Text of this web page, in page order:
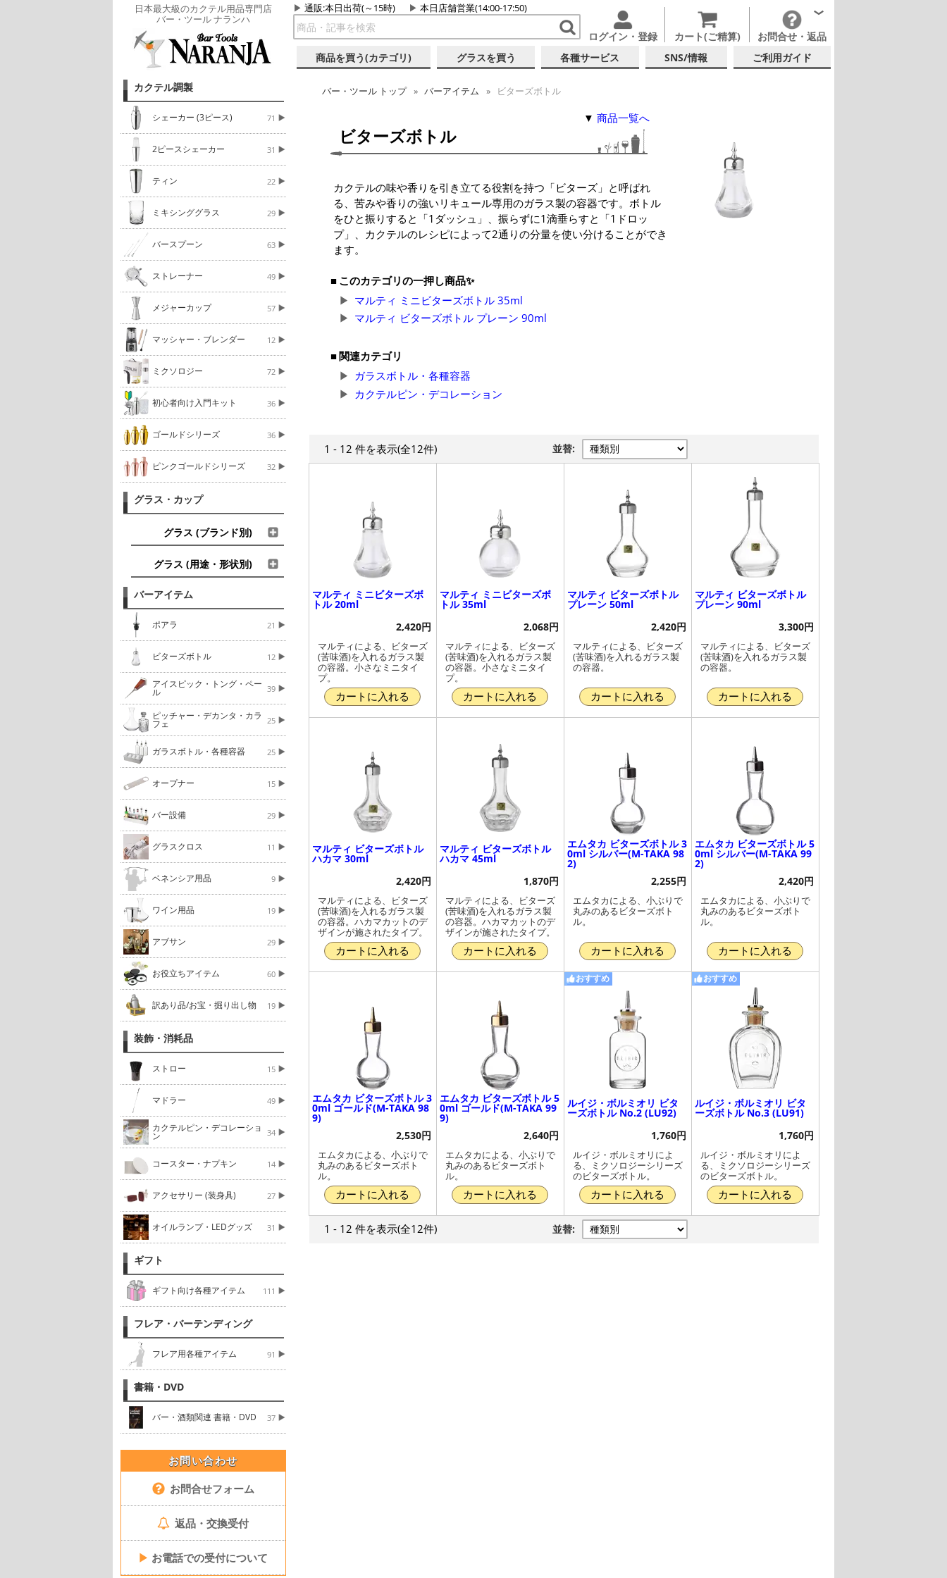
日本最大級のカクテル用品専門店
バー・ツール ナランハ
通販:本日出荷(～15時) 本日店舗営業(14:00-17:50)
ログイン・登録 カート(ご精算) お問合せ・返品
商品を買う(カテゴリ) グラスを買う 各種サービス SNS/情報 ご利用ガイド
カクテル調製
シェーカー (3ピース) 71
2ピースシェーカー 31
ティン 22
ミキシンググラス 29
バースプーン 63
ストレーナー 49
メジャーカップ 57
マッシャー・ブレンダー 12
ミクソロジー 72
初心者向け入門キット 36
ゴールドシリーズ 36
ピンクゴールドシリーズ 32
グラス・カップ
グラス (ブランド別)
グラス (用途・形状別)
バーアイテム
ポアラ 21
ビターズボトル 12
アイスピック・トング・ペー
ル 39
ピッチャー・デカンタ・カラ
フェ 25
ガラスボトル・各種容器 25
オープナー 15
バー設備 29
グラスクロス 11
ベネンシア用品 9
ワイン用品 19
アブサン 29
お役立ちアイテム 60
訳あり品/お宝・掘り出し物 19
装飾・消耗品
ストロー 15
マドラー 49
カクテルピン・デコレーショ
ン 34
コースター・ナプキン 14
アクセサリー (装身具) 27
オイルランプ・LEDグッズ 31
ギフト
ギフト向け各種アイテム 111
フレア・バーテンディング
フレア用各種アイテム 91
書籍・DVD
バー・酒類関連 書籍・DVD 37
お問い合わせ
お問合せフォーム
返品・交換受付
▶ お電話での受付について
バー・ツール トップ バーアイテム ビターズボトル
ビターズボトル
▼ 商品一覧へ
カクテルの味や香りを引き立てる役割を持つ「ビターズ」と呼ばれ
る、苦みや香りの強いリキュール専用のガラス製の容器です。ボトル
をひと振りすると「1ダッシュ」、振らずに1滴垂らすと「1ドロッ
プ」、カクテルのレシピによって2通りの分量を使い分けることができ
ます。
このカテゴリの一押し商品✨
マルティ ミニビターズボトル 35ml
マルティ ビターズボトル プレーン 90ml
関連カテゴリ
ガラスボトル・各種容器
カクテルピン・デコレーション
1 - 12 件を表示(全12件) 並替:
マルティ ミニビターズボ
トル 20ml
2,420円
マルティによる、ビターズ
(苦味酒)を入れるガラス製
の容器。小さなミニタイ
プ。
カートに入れる
マルティ ミニビターズボ
トル 35ml
2,068円
マルティによる、ビターズ
(苦味酒)を入れるガラス製
の容器。小さなミニタイ
プ。
カートに入れる
マルティ ビターズボトル
プレーン 50ml
2,420円
マルティによる、ビターズ
(苦味酒)を入れるガラス製
の容器。
カートに入れる
マルティ ビターズボトル
プレーン 90ml
3,300円
マルティによる、ビターズ
(苦味酒)を入れるガラス製
の容器。
カートに入れる
マルティ ビターズボトル
ハカマ 30ml
2,420円
マルティによる、ビターズ
(苦味酒)を入れるガラス製
の容器。ハカマカットのデ
ザインが施されたタイプ。
カートに入れる
マルティ ビターズボトル
ハカマ 45ml
1,870円
マルティによる、ビターズ
(苦味酒)を入れるガラス製
の容器。ハカマカットのデ
ザインが施されたタイプ。
カートに入れる
エムタカ ビターズボトル 3
0ml シルバー(M-TAKA 98
2)
2,255円
エムタカによる、小ぶりで
丸みのあるビターズボト
ル。
カートに入れる
エムタカ ビターズボトル 5
0ml シルバー(M-TAKA 99
2)
2,420円
エムタカによる、小ぶりで
丸みのあるビターズボト
ル。
カートに入れる
エムタカ ビターズボトル 3
0ml ゴールド(M-TAKA 98
9)
2,530円
エムタカによる、小ぶりで
丸みのあるビターズボト
ル。
カートに入れる
エムタカ ビターズボトル 5
0ml ゴールド(M-TAKA 99
9)
2,640円
エムタカによる、小ぶりで
丸みのあるビターズボト
ル。
カートに入れる
おすすめ
ルイジ・ボルミオリ ビタ
ーズボトル No.2 (LU92)
1,760円
ルイジ・ボルミオリによ
る、ミクソロジーシリーズ
のビターズボトル。
カートに入れる
おすすめ
ルイジ・ボルミオリ ビタ
ーズボトル No.3 (LU91)
1,760円
ルイジ・ボルミオリによ
る、ミクソロジーシリーズ
のビターズボトル。
カートに入れる
1 - 12 件を表示(全12件) 並替: